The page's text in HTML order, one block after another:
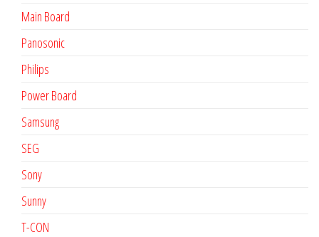
Main Board
Panosonic
Philips
Power Board
Samsung
SEG
Sony
Sunny
T-CON